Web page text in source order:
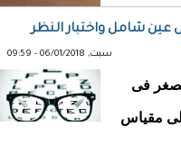
سبت, 06/01/2018 - 09:59
فى
مقياس